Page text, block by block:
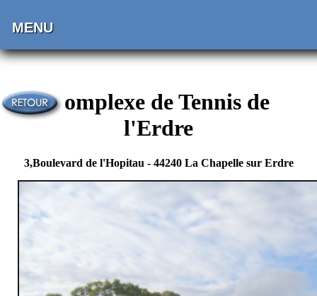
MENU
Complexe de Tennis de
l'Erdre
3,Boulevard de l'Hopitau - 44240 La Chapelle sur Erdre